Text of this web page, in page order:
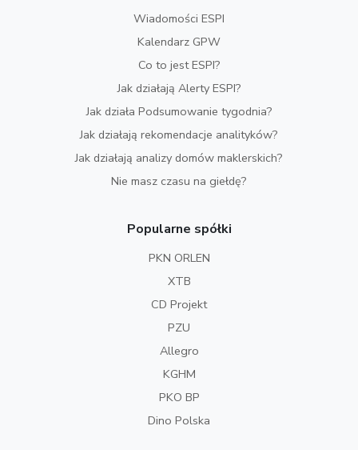
Wiadomości ESPI
Kalendarz GPW
Co to jest ESPI?
Jak działają Alerty ESPI?
Jak działa Podsumowanie tygodnia?
Jak działają rekomendacje analityków?
Jak działają analizy domów maklerskich?
Nie masz czasu na giełdę?
Popularne spółki
PKN ORLEN
XTB
CD Projekt
PZU
Allegro
KGHM
PKO BP
Dino Polska